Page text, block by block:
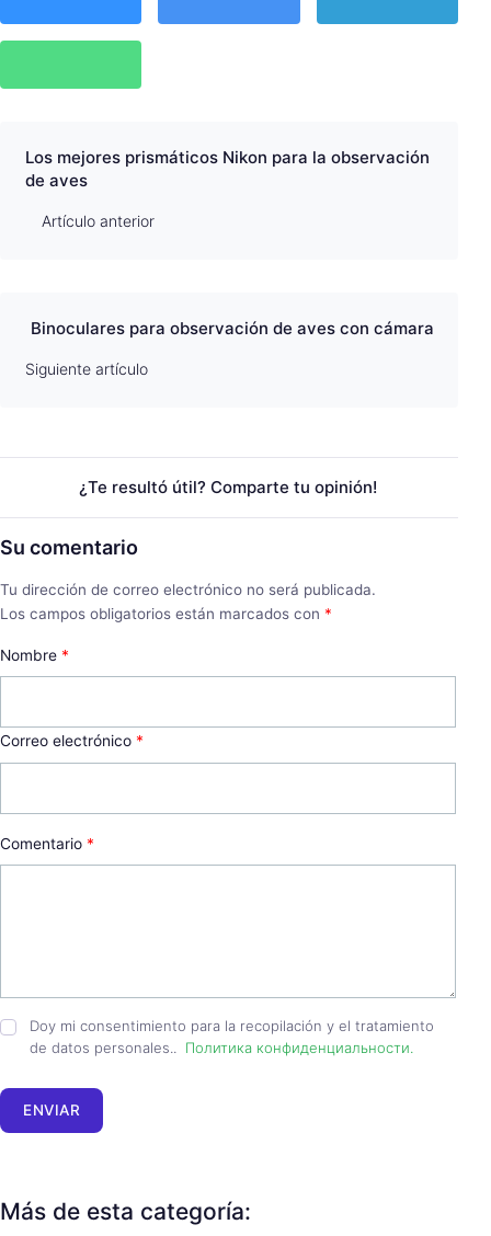
Los mejores prismáticos Nikon para la observación
de aves
Artículo anterior
Binoculares para observación de aves con cámara
Siguiente artículo
¿Te resultó útil? Comparte tu opinión!
Su comentario
Tu dirección de correo electrónico no será publicada.
Los campos obligatorios están marcados con *
Nombre *
Correo electrónico *
Comentario *
Doy mi consentimiento para la recopilación y el tratamiento
de datos personales.. Политика конфиденциальности.
ENVIAR
Más de esta categoría: